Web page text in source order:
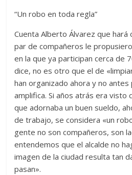
“Un robo en toda regla”
Cuenta Alberto Álvarez que
par de compañeros le
en la que ya participan cerca de
dice, no es otro que el de
han organizado ahora y no
amplifica. Si años atrás era visto
que adornaba un buen sueldo,
de trabajo, se considera «un
gente no son compañeros, son
entendemos que el alcalde no
imagen de la ciudad resulta tan
pasan».